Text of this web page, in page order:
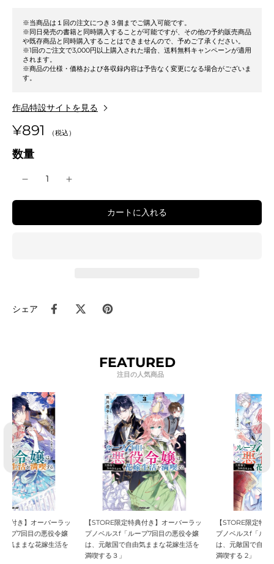
※当商品は１回の注文につき３個までご購入可能です。
※同日発売の書籍と同時購入することが可能ですが、その他の予約販売商品
や既存商品と同時購入することはできませんので、予めご了承ください。
※1回のご注文で3,000円以上購入された場合、送料無料キャンペーンが適用
されます。
※商品の仕様・価格および各収録内容は予告なく変更になる場合がございま
す。
作品特設サイトを見る
¥891
数量
カートに入れる
シェア
FEATURED
【STORE限定特典付き】オーバーラッ
プノベルスf「ループ7回目の悪役令嬢
は、元敵国で自由気ままな花嫁生活を
【STORE限定特典付き】オーバーラッ
プノベルスf「ループ7回目の悪役令嬢
は、元敵国で自由気ままな花嫁生活を